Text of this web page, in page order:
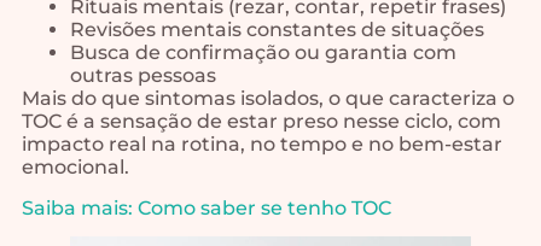
Rituais mentais (rezar, contar, repetir frases)
Revisões mentais constantes de situações
Busca de confirmação ou garantia com
outras pessoas
Mais do que sintomas isolados, o que caracteriza o
TOC é a sensação de estar preso nesse ciclo, com
impacto real na rotina, no tempo e no bem-estar
emocional.
Saiba mais: Como saber se tenho TOC